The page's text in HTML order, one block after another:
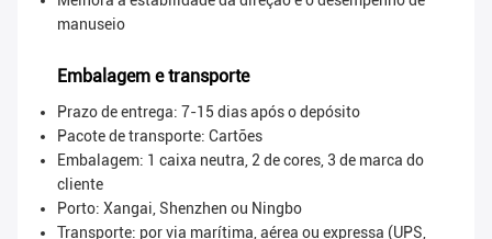
manuseio
Embalagem e transporte
Prazo de entrega: 7-15 dias após o depósito
Pacote de transporte: Cartões
Embalagem: 1 caixa neutra, 2 de cores, 3 de marca do
cliente
Porto: Xangai, Shenzhen ou Ningbo
Transporte: por via marítima, aérea ou expressa (UPS,